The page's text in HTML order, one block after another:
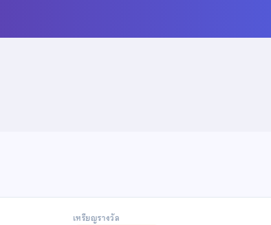
เหรียญรางวัล